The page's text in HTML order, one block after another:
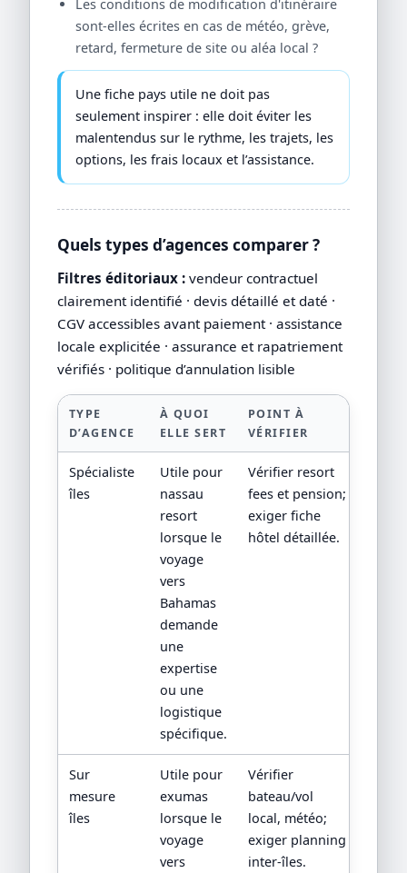
Les conditions de modification d'itinéraire
sont-elles écrites en cas de météo, grève,
retard, fermeture de site ou aléa local ?
Une fiche pays utile ne doit pas
seulement inspirer : elle doit éviter les
malentendus sur le rythme, les trajets, les
options, les frais locaux et l’assistance.
Quels types d’agences comparer ?
Filtres éditoriaux : vendeur contractuel
clairement identifié · devis détaillé et daté ·
CGV accessibles avant paiement · assistance
locale explicitée · assurance et rapatriement
vérifiés · politique d’annulation lisible
TYPE
D’AGENCE
À QUOI
ELLE SERT
POINT À
VÉRIFIER
Spécialiste
îles
Utile pour
nassau
resort
lorsque le
voyage
vers
Bahamas
demande
une
expertise
ou une
logistique
spécifique.
Vérifier resort
fees et pension;
exiger fiche
hôtel détaillée.
Sur
mesure
îles
Utile pour
exumas
lorsque le
voyage
vers
Vérifier
bateau/vol
local, météo;
exiger planning
inter-îles.